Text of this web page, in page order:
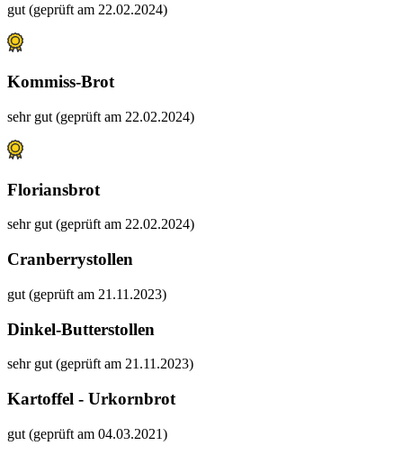
gut (geprüft am 22.02.2024)
Kommiss-Brot
sehr gut (geprüft am 22.02.2024)
Floriansbrot
sehr gut (geprüft am 22.02.2024)
Cranberrystollen
gut (geprüft am 21.11.2023)
Dinkel-Butterstollen
sehr gut (geprüft am 21.11.2023)
Kartoffel - Urkornbrot
gut (geprüft am 04.03.2021)